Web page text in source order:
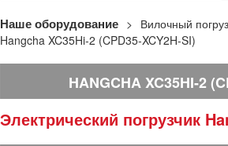
Наше оборудование Вилочный
Hangcha XC35Hi-2 (CPD35-XCY2H-SI)
HANGCHA XC35HI-2
Электрический погрузчик